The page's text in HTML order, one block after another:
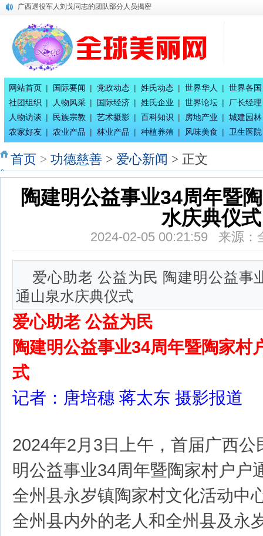
唐国宣采访健康家氧舱智慧生活馆总经理刘珈吟
百家姓合作互助创业交流会二期在南宁隆重召开
全球百家姓研究组委会今日正式成立！
平陆运河上河图总体发展规划
唐国宣采访奥运会冠军唐灵生
八桂孔雀宴 在南宁隆重开业
唐国宣采访广西辉耀文化传播公司绚丽艺术总团长王惠兰
广西退役军人刘戈同志的团队部分人员揭密
网站首页 | 国际要闻 | 党政动态 | 姓氏动态 | 世界华人 | 世界各国
社团组织 | 人物风采 | 国际经济 | 姓氏企业 | 世界论坛 |
厂长经理
人物访谈 | 民族宗教 | 艺术摄影 | 百科知识 | 房地产业 | 城建园林
农家好友 | 农业产品 | 林业产品 | 种植养殖 | 风味美食 | 卫生医院
首页 > 功德慈善 > 爱心新闻 > 正文
陶建明公益事业34周年暨
水庆典仪式
2024-02-05 00:21:59 来源：
爱心助老 公益为民 陶建明公益事
通山泉水庆典仪式
爱心助老 公益为民
陶建明公益事业34周年暨陶家村
式
记者：唐培穗 蒋太东 摄影报道
2024年2月3日上午，首届广西
明公益事业34周年暨陶家村户户
全州县永岁镇陶家村文化活动中
全州县内外的老人和全州县及永